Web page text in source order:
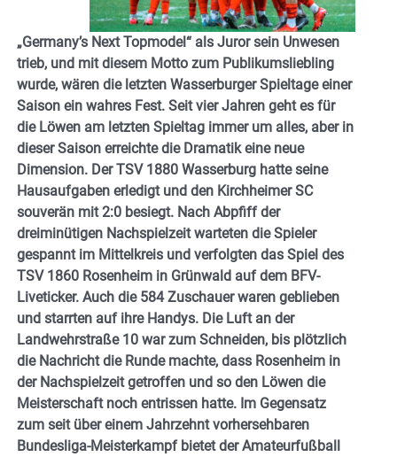
„Germany’s Next Topmodel“ als Juror sein Unwesen
trieb, und mit diesem Motto zum Publikumsliebling
wurde, wären die letzten Wasserburger Spieltage einer
Saison ein wahres Fest. Seit vier Jahren geht es für
die Löwen am letzten Spieltag immer um alles, aber in
dieser Saison erreichte die Dramatik eine neue
Dimension. Der TSV 1880 Wasserburg hatte seine
Hausaufgaben erledigt und den Kirchheimer SC
souverän mit 2:0 besiegt. Nach Abpfiff der
dreiminütigen Nachspielzeit warteten die Spieler
gespannt im Mittelkreis und verfolgten das Spiel des
TSV 1860 Rosenheim in Grünwald auf dem BFV-
Liveticker. Auch die 584 Zuschauer waren geblieben
und starrten auf ihre Handys. Die Luft an der
Landwehrstraße 10 war zum Schneiden, bis plötzlich
die Nachricht die Runde machte, dass Rosenheim in
der Nachspielzeit getroffen und so den Löwen die
Meisterschaft noch entrissen hatte. Im Gegensatz
zum seit über einem Jahrzehnt vorhersehbaren
Bundesliga-Meisterkampf bietet der Amateurfußball